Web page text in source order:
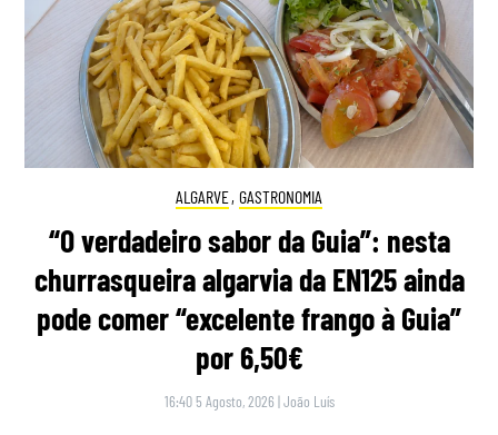
ALGARVE, GASTRONOMIA
“O verdadeiro sabor da Guia”: nesta
churrasqueira algarvia da EN125 ainda
pode comer “excelente frango à Guia”
por 6,50€
16:40 5 Agosto, 2026 |João Luís